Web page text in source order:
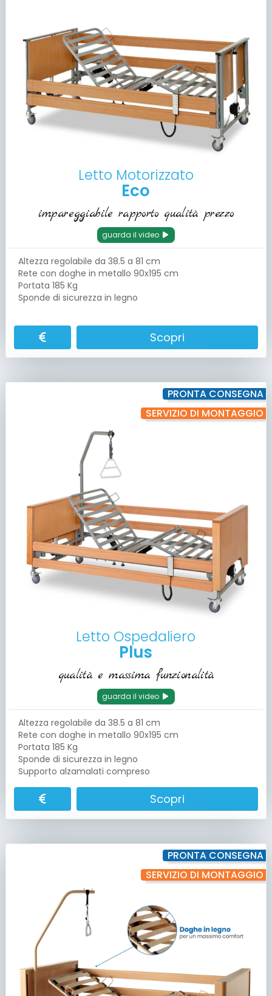
Letto Motorizzato
Eco
impareggiabile rapporto qualità prezzo
guarda il video
Altezza regolabile da 38.5 a 81 cm
Rete con doghe in metallo 90x195 cm
Portata 185 Kg
Sponde di sicurezza in legno
Scopri
PRONTA CONSEGNA
SERVIZIO DI MONTAGGIO
Letto Ospedaliero
Plus
qualità e massima funzionalità
guarda il video
Altezza regolabile da 38.5 a 81 cm
Rete con doghe in metallo 90x195 cm
Portata 185 Kg
Sponde di sicurezza in legno
Supporto alzamalati compreso
Scopri
PRONTA CONSEGNA
SERVIZIO DI MONTAGGIO